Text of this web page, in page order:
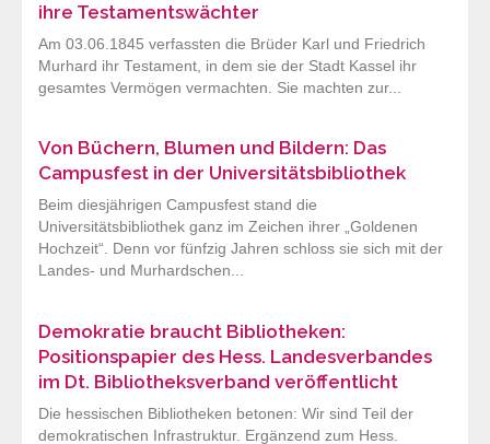
ihre Testamentswächter
Am 03.06.1845 verfassten die Brüder Karl und Friedrich
Murhard ihr Testament, in dem sie der Stadt Kassel ihr
gesamtes Vermögen vermachten. Sie machten zur...
Von Büchern, Blumen und Bildern: Das
Campusfest in der Universitätsbibliothek
Beim diesjährigen Campusfest stand die
Universitätsbibliothek ganz im Zeichen ihrer „Goldenen
Hochzeit“. Denn vor fünfzig Jahren schloss sie sich mit der
Landes- und Murhardschen...
Demokratie braucht Bibliotheken:
Positionspapier des Hess. Landesverbandes
im Dt. Bibliotheksverband veröffentlicht
Die hessischen Bibliotheken betonen: Wir sind Teil der
demokratischen Infrastruktur. Ergänzend zum Hess.